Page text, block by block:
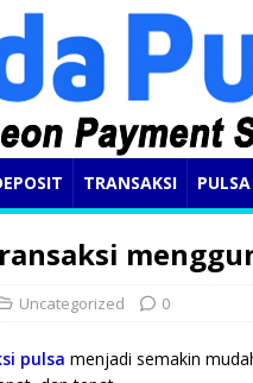
TRANSAKSI
Uncategorized 0
pulsa menjadi semakin